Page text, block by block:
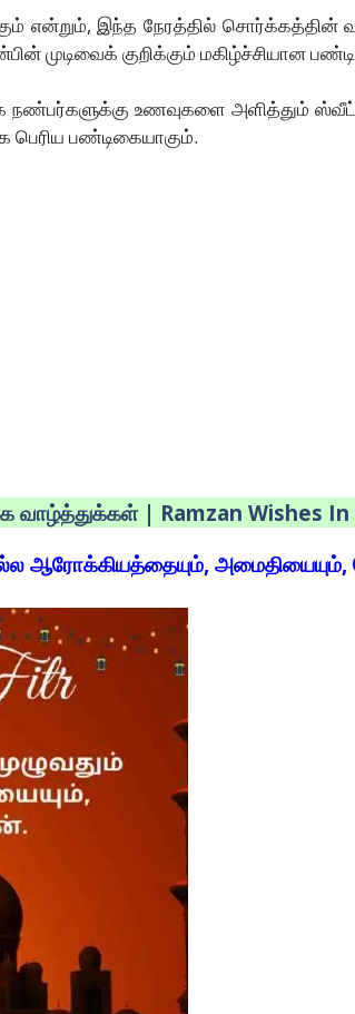
இந்த நேரத்தில் சொர்க்கத்தின்
முடிவைக் குறிக்கும் மகிழ்ச்சியான
உணவுகளை அளித்தும் ஸ்வீட்
பண்டிகையாகும்.
வாழ்த்துக்கள் | Ramzan Wishes In
ஆரோக்கியத்தையும், அமைதியையும்,